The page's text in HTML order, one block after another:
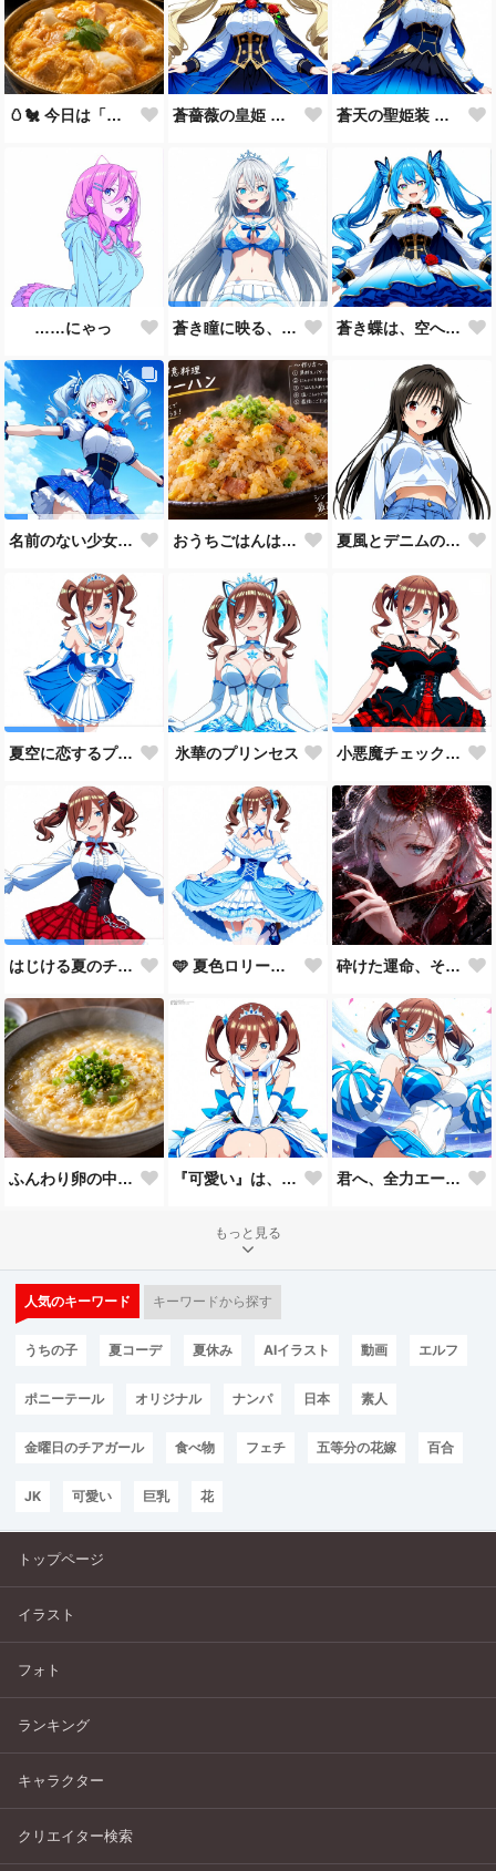
🥚🐔 今日は「親子丼の日」🍚✨ 蒼薔薇の皇姫 ― 青き王国の継承者 ― 蒼天の聖姫装 ― 蒼き王国の祝福 ―
……にゃっ 蒼き瞳に映る、まだ見ぬ未来。🩵 蒼き蝶は、空へ舞う。🦋💙
名前のない少女、誕生。🩵 おうちごはんはチャーハンで🍚💕 夏風とデニムの約束
夏空に恋するプリンセス 氷華のプリンセス 小悪魔チェック・ロリータ
はじける夏のチェックコーデ！ 🩵 夏色ロリータ 🩵 砕けた運命、それでも君を見つめて。
ふんわり卵の中華粥 『可愛い』は、一回じゃ足りない。🩵 君へ、全力エール📣✨
もっと見る
人気のキーワード キーワードから探す
うちの子 夏コーデ 夏休み AIイラスト 動画 エルフ
ポニーテール オリジナル ナンパ 日本 素人
金曜日のチアガール 食べ物 フェチ 五等分の花嫁 百合
JK 可愛い 巨乳 花
トップページ
イラスト
フォト
ランキング
キャラクター
クリエイター検索